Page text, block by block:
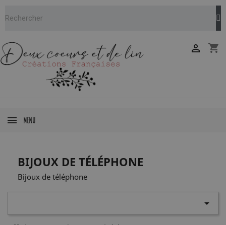
shopping_cart

MENU
BIJOUX DE TÉLÉPHONE
Bijoux de téléphone
